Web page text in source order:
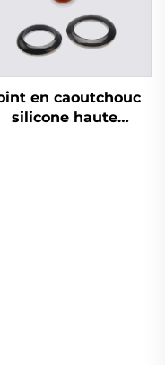
en caoutchouc
silicone haute